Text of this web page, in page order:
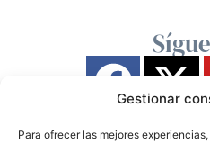
Gestionar
Para ofrecer las mejores